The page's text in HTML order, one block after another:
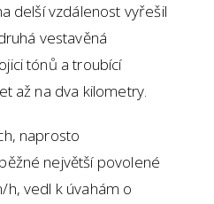
delší vzdálenost vyřešil
vestavěná
tónů a troubící
až na dva kilometry.
naprosto
největší povolené
vedl k úvahám o